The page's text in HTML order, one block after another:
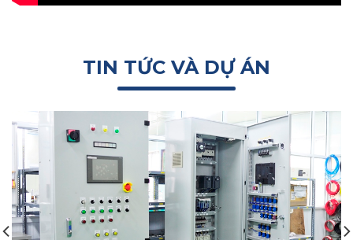
TIN TỨC VÀ DỰ ÁN